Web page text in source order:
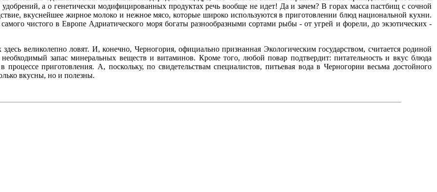
а о генетически модифицированных продуктах речь вообще не идет! Да и зачем? В горах масса пастбищ с сочной
вкуснейшее жирное молоко и нежное мясо, которые широко используются в приготовлении блюд национальной кухни.
чистого в Европе Адриатического моря богаты разнообразными сортами рыбы - от угрей и форели, до экзотических -
великолепно ловят. И, конечно, Черногория, официально признанная Экологическим государством, считается родиной
запас минеральных веществ и витаминов. Кроме того, любой повар подтвердит: питательность и вкус блюда
приготовления. А, поскольку, по свидетельствам специалистов, питьевая вода в Черногории весьма достойного
вкусны, но и полезны.